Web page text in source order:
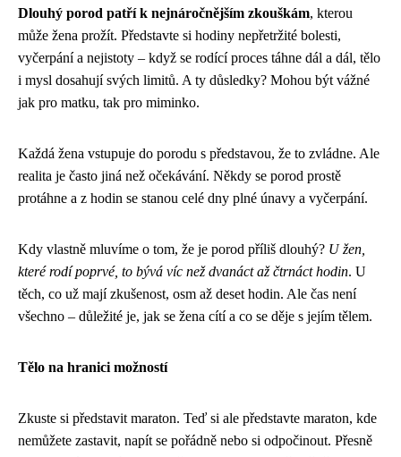
Dlouhý porod patří k nejnáročnějším zkouškám, kterou
může žena prožít. Představte si hodiny nepřetržité bolesti,
vyčerpání a nejistoty – když se rodící proces táhne dál a dál, tělo
i mysl dosahují svých limitů. A ty důsledky? Mohou být vážné
jak pro matku, tak pro miminko.
Každá žena vstupuje do porodu s představou, že to zvládne. Ale
realita je často jiná než očekávání. Někdy se porod prostě
protáhne a z hodin se stanou celé dny plné únavy a vyčerpání.
Kdy vlastně mluvíme o tom, že je porod příliš dlouhý? U žen,
které rodí poprvé, to bývá víc než dvanáct až čtrnáct hodin. U
těch, co už mají zkušenost, osm až deset hodin. Ale čas není
všechno – důležité je, jak se žena cítí a co se děje s jejím tělem.
Tělo na hranici možností
Zkuste si představit maraton. Teď si ale představte maraton, kde
nemůžete zastavit, napít se pořádně nebo si odpočinout. Přesně